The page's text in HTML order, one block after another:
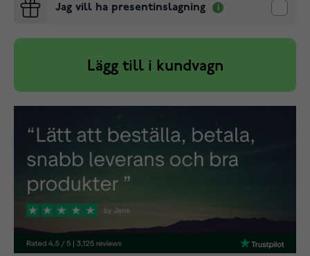
Jag vill ha presentinslagning
Lägg till i kundvagn